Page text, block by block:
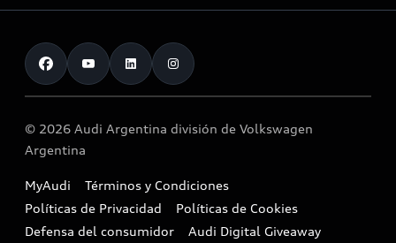
Audi Sport
Historia
Nuestros servicios
Red de Concesionarios
© 2026 Audi Argentina división de Volkswagen
Argentina
MyAudi
Términos y Condiciones
Políticas de Privacidad
Políticas de Cookies
Defensa del consumidor
Audi Digital Giveaway